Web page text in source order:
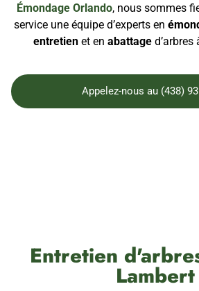
Émondage Orlando, nous sommes
service une équipe d’experts en
entretien et en abattage
Appelez-nous au (438)
Entretien
Lambert